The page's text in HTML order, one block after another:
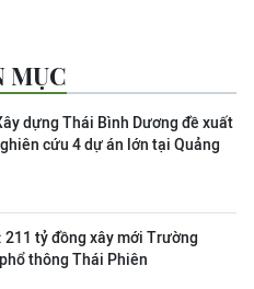
MỤC
dựng Thái Bình Dương đề xuất
cứu 4 dự án lớn tại Quảng
211 tỷ đồng xây mới Trường
thông Thái Phiên